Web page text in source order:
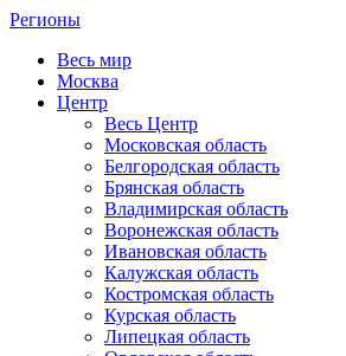
Регионы
Весь мир
Москва
Центр
Весь Центр
Московская область
Белгородская область
Брянская область
Владимирская область
Воронежская область
Ивановская область
Калужская область
Костромская область
Курская область
Липецкая область